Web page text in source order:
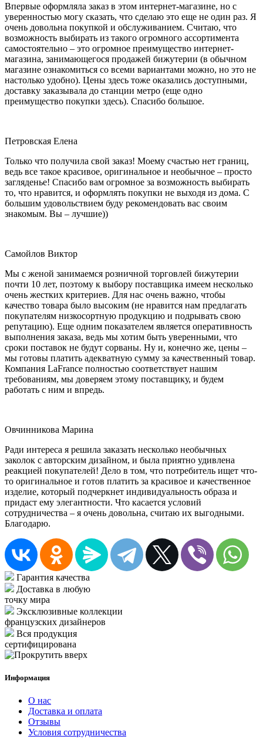
Впервые оформляла заказ в этом интернет-магазине, но с
уверенностью могу сказать, что сделаю это еще не один раз. Я
очень довольна покупкой и обслуживанием. Считаю, что
возможность выбирать из такого огромного ассортимента
самостоятельно – это огромное преимущество интернет-
магазина, занимающегося продажей бижутерии (в обычном
магазине ознакомиться со всеми вариантами можно, но это не
настолько удобно). Цены здесь тоже оказались доступными,
доставку заказывала до станции метро (еще одно
преимущество покупки здесь). Спасибо большое.
Петровская Елена
Только что получила свой заказ! Моему счастью нет границ,
ведь все такое красивое, оригинальное и необычное – просто
загляденье! Спасибо вам огромное за возможность выбирать
то, что нравится, и оформлять покупки не выходя из дома. С
большим удовольствием буду рекомендовать вас своим
знакомым. Вы – лучшие))
Самойлов Виктор
Мы с женой занимаемся розничной торговлей бижутерии
почти 10 лет, поэтому к выбору поставщика имеем несколько
очень жестких критериев. Для нас очень важно, чтобы
качество товара было высоким (не нравится нам предлагать
покупателям низкосортную продукцию и подрывать свою
репутацию). Еще одним показателем является оперативность
выполнения заказа, ведь мы хотим быть уверенными, что
сроки поставок не будут сорваны. Ну и, конечно же, цены –
мы готовы платить адекватную сумму за качественный товар.
Компания LaFrance полностью соответствует нашим
требованиям, мы доверяем этому поставщику, и будем
работать с ним и впредь.
Овчинникова Марина
Ради интереса я решила заказать несколько необычных
заколок с авторским дизайном, и была приятно удивлена
реакцией покупателей! Дело в том, что потребитель ищет что-
то оригинальное и готов платить за красивое и качественное
изделие, который подчеркнет индивидуальность образа и
придаст ему элегантности. Что касается условий
сотрудничества – я очень довольна, считаю их выгодными.
Благодарю.
Гарантия качества
Доставка в любую
точку мира
Эксклюзивные коллекции
французских дизайнеров
Вся продукция
сертифицирована
Информация
О нас
Доставка и оплата
Отзывы
Условия сотрудничества